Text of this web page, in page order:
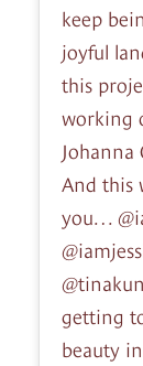
keep
joyful
this
working
And this
you…
getting
beauty